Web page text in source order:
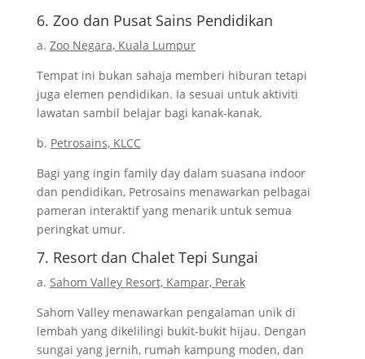
6. Zoo dan Pusat Sains Pendidikan
a. Zoo Negara, Kuala Lumpur
Tempat ini bukan sahaja memberi hiburan tetapi
juga elemen pendidikan. Ia sesuai untuk aktiviti
lawatan sambil belajar bagi kanak-kanak.
b. Petrosains, KLCC
Bagi yang ingin family day dalam suasana indoor
dan pendidikan, Petrosains menawarkan pelbagai
pameran interaktif yang menarik untuk semua
peringkat umur.
7. Resort dan Chalet Tepi Sungai
a. Sahom Valley Resort, Kampar, Perak
Sahom Valley menawarkan pengalaman unik di
lembah yang dikelilingi bukit-bukit hijau. Dengan
sungai yang jernih, rumah kampung moden, dan